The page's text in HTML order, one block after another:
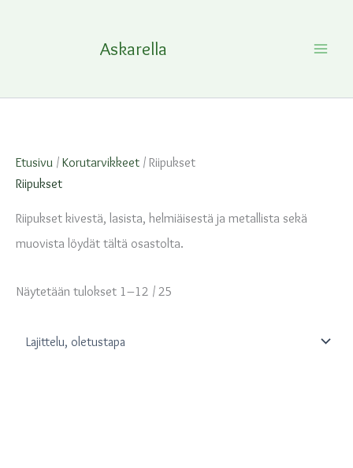
Askarella
Etusivu / Korutarvikkeet / Riipukset
Riipukset
Riipukset kivestä, lasista, helmiäisestä ja metallista sekä
muovista löydät tältä osastolta.
Näytetään tulokset 1–12 / 25